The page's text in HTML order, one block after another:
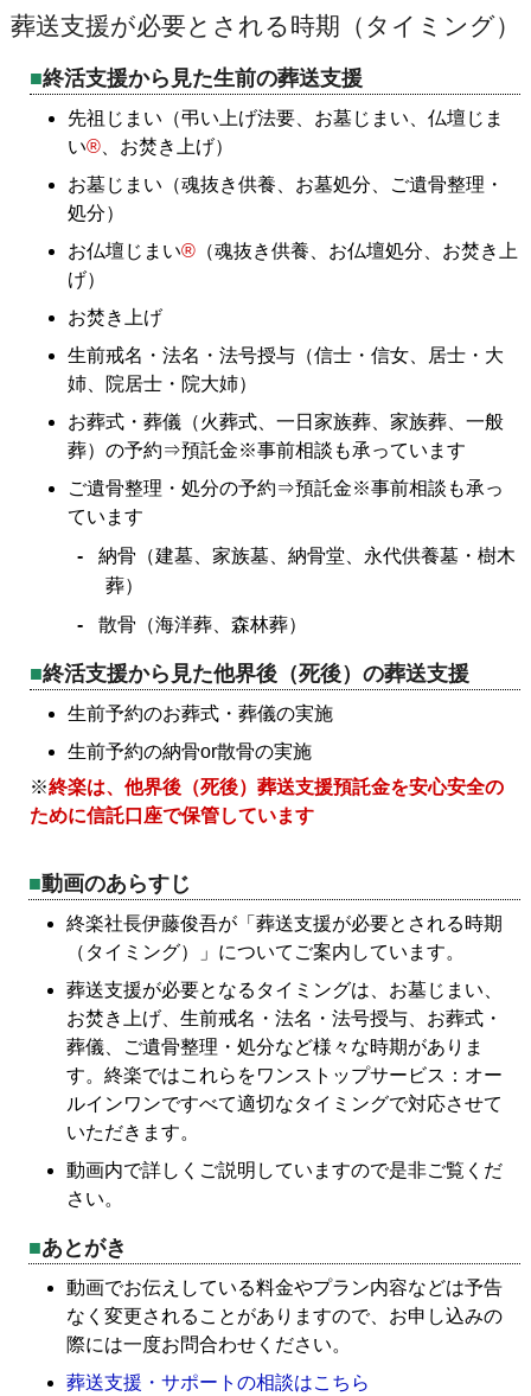
葬送支援が必要とされる時期（タイミング）
終活支援から見た生前の葬送支援
先祖じまい（弔い上げ法要、お墓じまい、仏壇じま
い®、お焚き上げ）
お墓じまい（魂抜き供養、お墓処分、ご遺骨整理・
処分）
お仏壇じまい®（魂抜き供養、お仏壇処分、お焚き上
げ）
お焚き上げ
生前戒名・法名・法号授与（信士・信女、居士・大
姉、院居士・院大姉）
お葬式・葬儀（火葬式、一日家族葬、家族葬、一般
葬）の予約⇒預託金※事前相談も承っています
ご遺骨整理・処分の予約⇒預託金※事前相談も承っ
ています
納骨（建墓、家族墓、納骨堂、永代供養墓・樹木
葬）
散骨（海洋葬、森林葬）
終活支援から見た他界後（死後）の葬送支援
生前予約のお葬式・葬儀の実施
生前予約の納骨or散骨の実施
※終楽は、他界後（死後）葬送支援預託金を安心安全の
ために信託口座で保管しています
動画のあらすじ
終楽社長伊藤俊吾が「葬送支援が必要とされる時期
（タイミング）」についてご案内しています。
葬送支援が必要となるタイミングは、お墓じまい、
お焚き上げ、生前戒名・法名・法号授与、お葬式・
葬儀、ご遺骨整理・処分など様々な時期がありま
す。終楽ではこれらをワンストップサービス：オー
ルインワンですべて適切なタイミングで対応させて
いただきます。
動画内で詳しくご説明していますので是非ご覧くだ
さい。
あとがき
動画でお伝えしている料金やプラン内容などは予告
なく変更されることがありますので、お申し込みの
際には一度お問合わせください。
葬送支援・サポートの相談はこちら